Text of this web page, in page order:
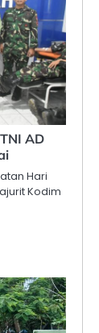
AD
Hari
Kodim